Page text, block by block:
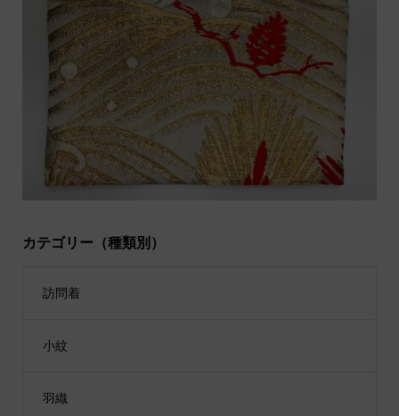
カテゴリー（種類別）
訪問着
小紋
羽織